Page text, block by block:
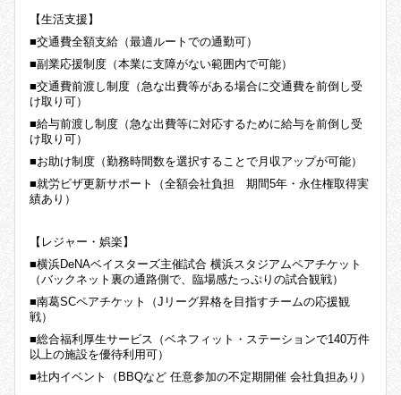
【生活支援】
■交通費全額支給（最適ルートでの通勤可）
■副業応援制度（本業に支障がない範囲内で可能）
■交通費前渡し制度（急な出費等がある場合に交通費を前倒し受
け取り可）
■給与前渡し制度（急な出費等に対応するために給与を前倒し受
け取り可）
■お助け制度（勤務時間数を選択することで月収アップが可能）
■就労ビザ更新サポート（全額会社負担 期間5年・永住権取得実
績あり）
【レジャー・娯楽】
■横浜DeNAベイスターズ主催試合 横浜スタジアムペアチケット
（バックネット裏の通路側で、臨場感たっぷりの試合観戦）
■南葛SCペアチケット（Jリーグ昇格を目指すチームの応援観
戦）
■総合福利厚生サービス（ベネフィット・ステーションで140万件
以上の施設を優待利用可）
■社内イベント（BBQなど 任意参加の不定期開催 会社負担あり）